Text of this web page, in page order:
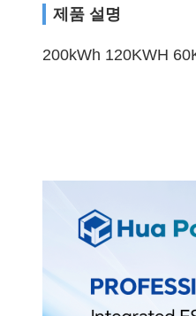
제품 설명
200kWh 120KWH